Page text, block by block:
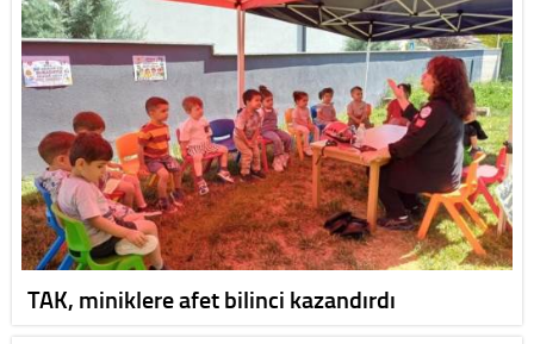
TAK, miniklere afet bilinci kazandırdı